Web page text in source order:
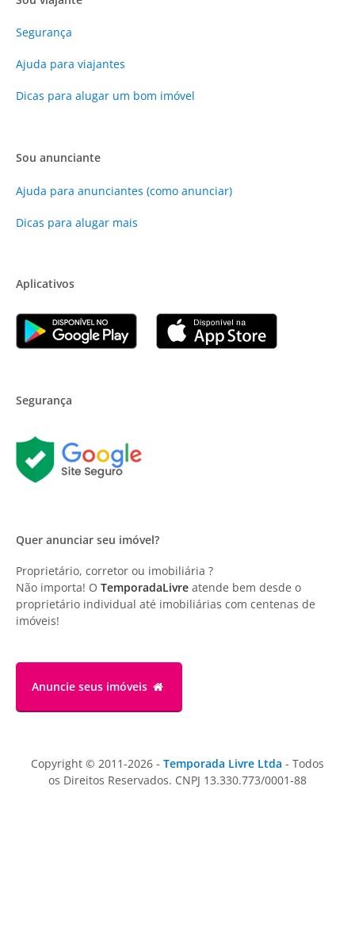
Segurança
Ajuda para viajantes
Dicas para alugar um bom imóvel
Sou anunciante
Ajuda para anunciantes (como anunciar)
Dicas para alugar mais
Aplicativos
Segurança
Quer anunciar seu imóvel?
Proprietário, corretor ou imobiliária ?
Não importa! O TemporadaLivre atende bem desde o
proprietário individual até imobiliárias com centenas de
imóveis!
Anuncie seus imóveis
Copyright © 2011-2026 - Temporada Livre Ltda - Todos
os Direitos Reservados. CNPJ 13.330.773/0001-88